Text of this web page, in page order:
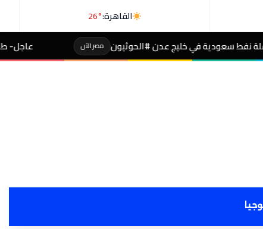
القاهرة:26°
#الحوثيون مصر الآن عاجل- طالبة صاحبة مجموع 4% بالثانوية تفجر مفاجأة بعد التظلم